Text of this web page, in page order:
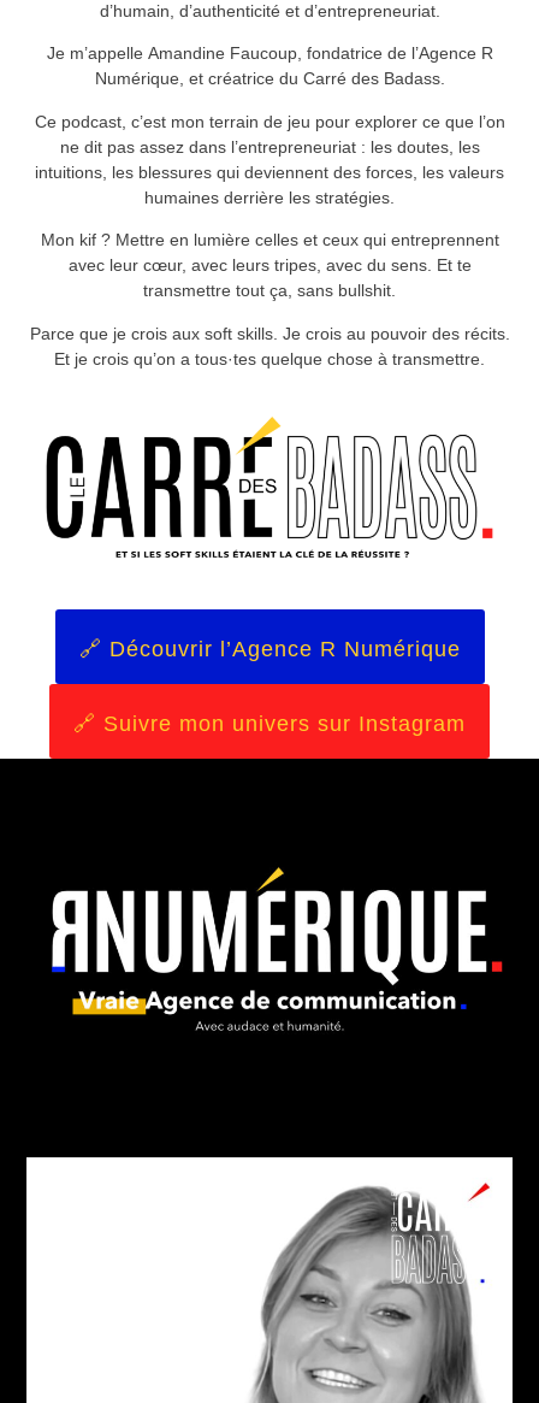
d’humain, d’authenticité et d’entrepreneuriat.
Je m’appelle Amandine Faucoup, fondatrice de l’Agence R
Numérique, et créatrice du Carré des Badass.
Ce podcast, c’est mon terrain de jeu pour explorer ce que l’on
ne dit pas assez dans l’entrepreneuriat : les doutes, les
intuitions, les blessures qui deviennent des forces, les valeurs
humaines derrière les stratégies.
Mon kif ? Mettre en lumière celles et ceux qui entreprennent
avec leur cœur, avec leurs tripes, avec du sens. Et te
transmettre tout ça, sans bullshit.
Parce que je crois aux soft skills. Je crois au pouvoir des récits.
Et je crois qu’on a tous·tes quelque chose à transmettre.
🔗 Découvrir l’Agence R Numérique
🔗 Suivre mon univers sur Instagram